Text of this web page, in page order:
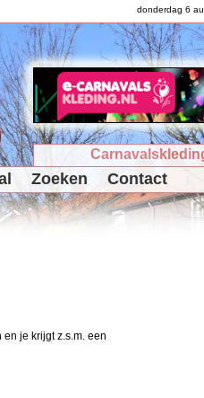
donderdag 6
Zoeken Contact
je krijgt z.s.m. een